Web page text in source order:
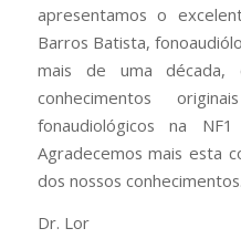
apresentamos o
Barros Batista,
mais de uma década,
conhecimentos
fonaudiológicos na
Agradecemos mais esta
dos nossos conhecimentos.
Dr. Lor